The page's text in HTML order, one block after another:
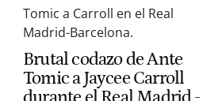
Brutal codazo de Ante
Tomic a Jaycee Carroll